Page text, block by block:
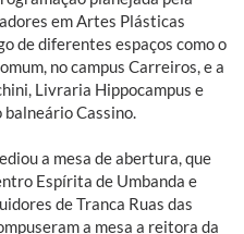
em Artes Plásticas
de diferentes espaços como o
no campus Carreiros, e a
Livraria Hippocampus e
Cassino.
a mesa de abertura, que
Espírita de Umbanda e
de Tranca Ruas das
a mesa a reitora da